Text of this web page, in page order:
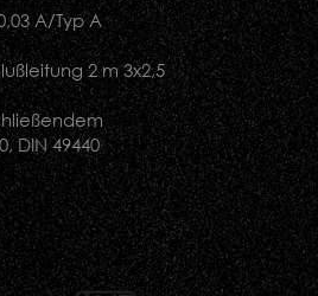
A/Typ A
2 m 3x2,5
DIN 49440